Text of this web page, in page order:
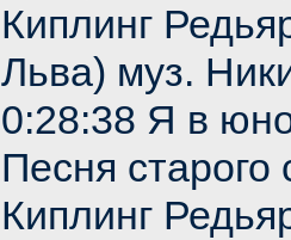
Киплинг
Льва) муз.
0:28:38 Я в
Песня старого
Киплинг